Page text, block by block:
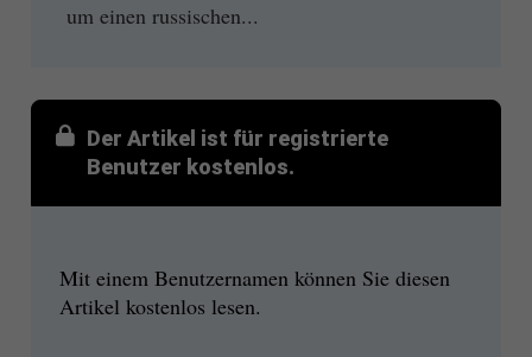
um einen russischen...
Der Artikel ist für registrierte
Benutzer kostenlos.
Mit einem Benutzernamen können Sie diesen
Artikel kostenlos lesen.